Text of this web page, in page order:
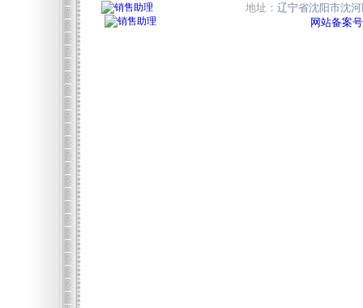
地址： 辽宁省沈阳市沈
网站备案